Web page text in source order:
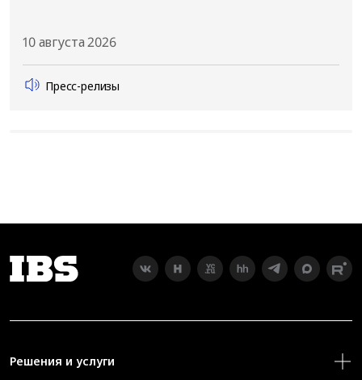
10 августа 2026
Пресс-релизы
Решения и услуги